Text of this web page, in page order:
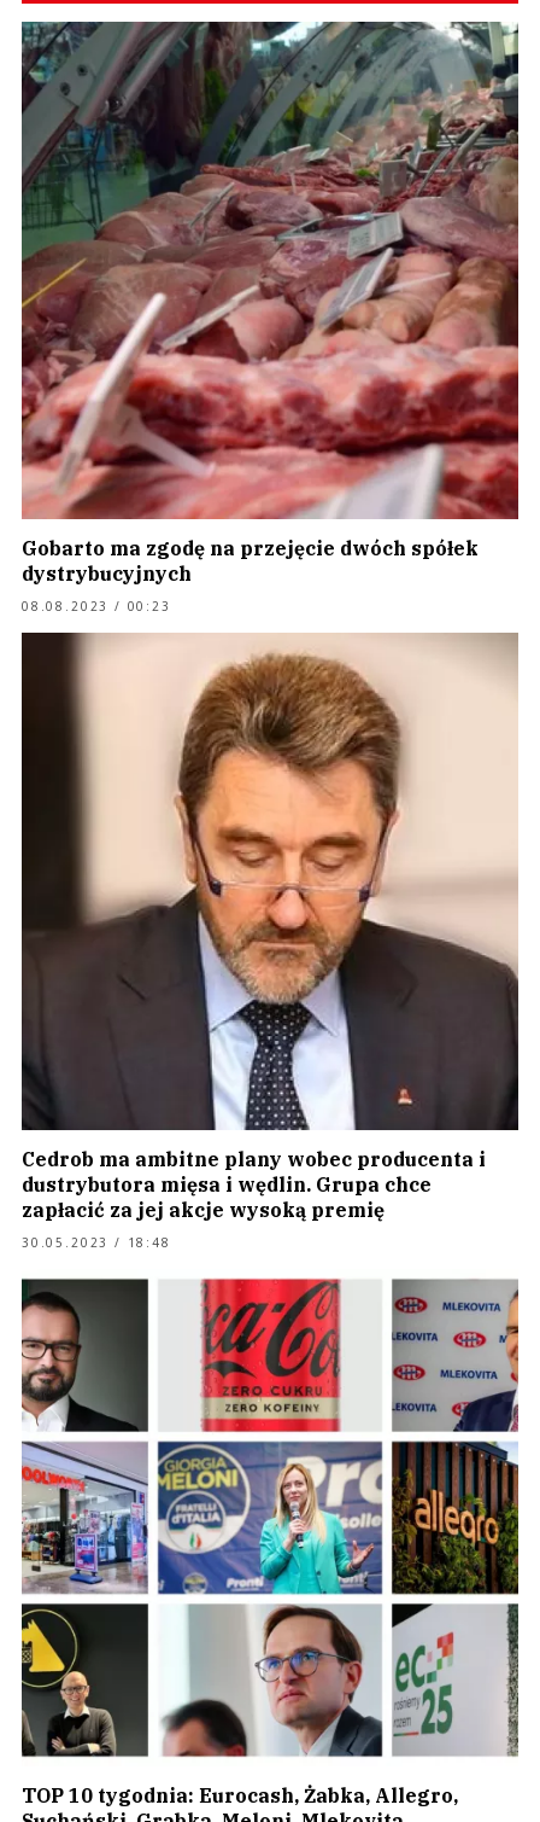
Gobarto ma zgodę na przejęcie dwóch spółek
dystrybucyjnych
08.08.2023 / 00:23
Cedrob ma ambitne plany wobec producenta i
dustrybutora mięsa i wędlin. Grupa chce
zapłacić za jej akcje wysoką premię
30.05.2023 / 18:48
TOP 10 tygodnia: Eurocash, Żabka, Allegro,